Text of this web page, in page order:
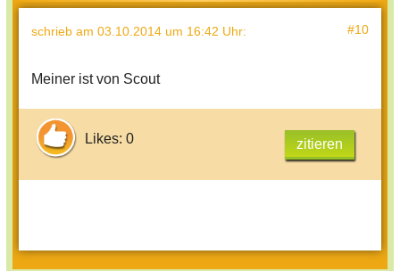
schrieb am 03.10.2014 um 16:42 Uhr: #10
Meiner ist von Scout
Likes: 0 zitieren